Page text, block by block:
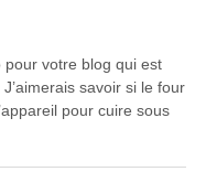
pour votre blog qui est
savoir si le four
pour cuire sous